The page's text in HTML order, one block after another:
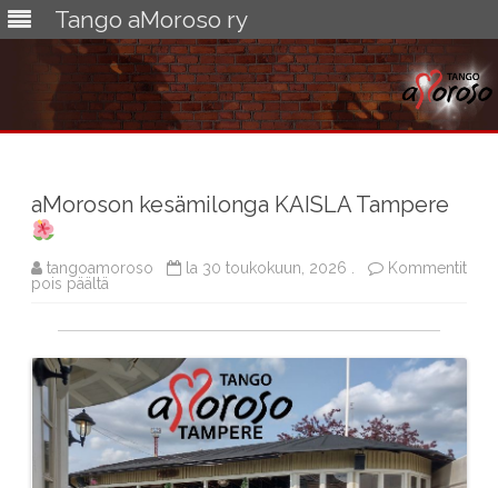
Tango aMoroso ry
aMoroson kesämilonga KAISLA Tampere
tangoamoroso la 30 toukokuun, 2026 .
Kommentit
pois päältä
KAISLA